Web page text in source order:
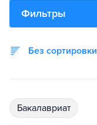
Фильтры
Без сортировки
бакалавриат